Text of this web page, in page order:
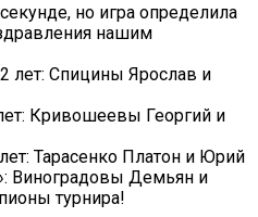
но игра определила
нашим
лет: Спицины Ярослав и
Кривошеевы Георгий и
Тарасенко Платон и Юрий
Виноградовы Демьян и
турнира!